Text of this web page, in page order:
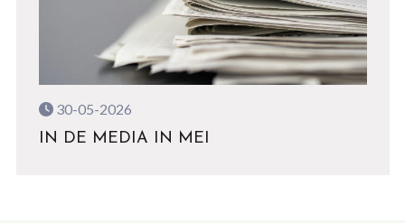
30-05-2026
IN DE MEDIA IN MEI